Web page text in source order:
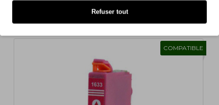
s/ TVA: 1,23€
COMPATIBLE
Refuser tout